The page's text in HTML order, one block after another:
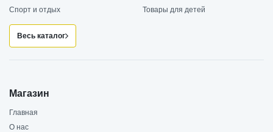
Спорт и отдых
Товары для детей
Весь каталог
Магазин
Главная
О нас